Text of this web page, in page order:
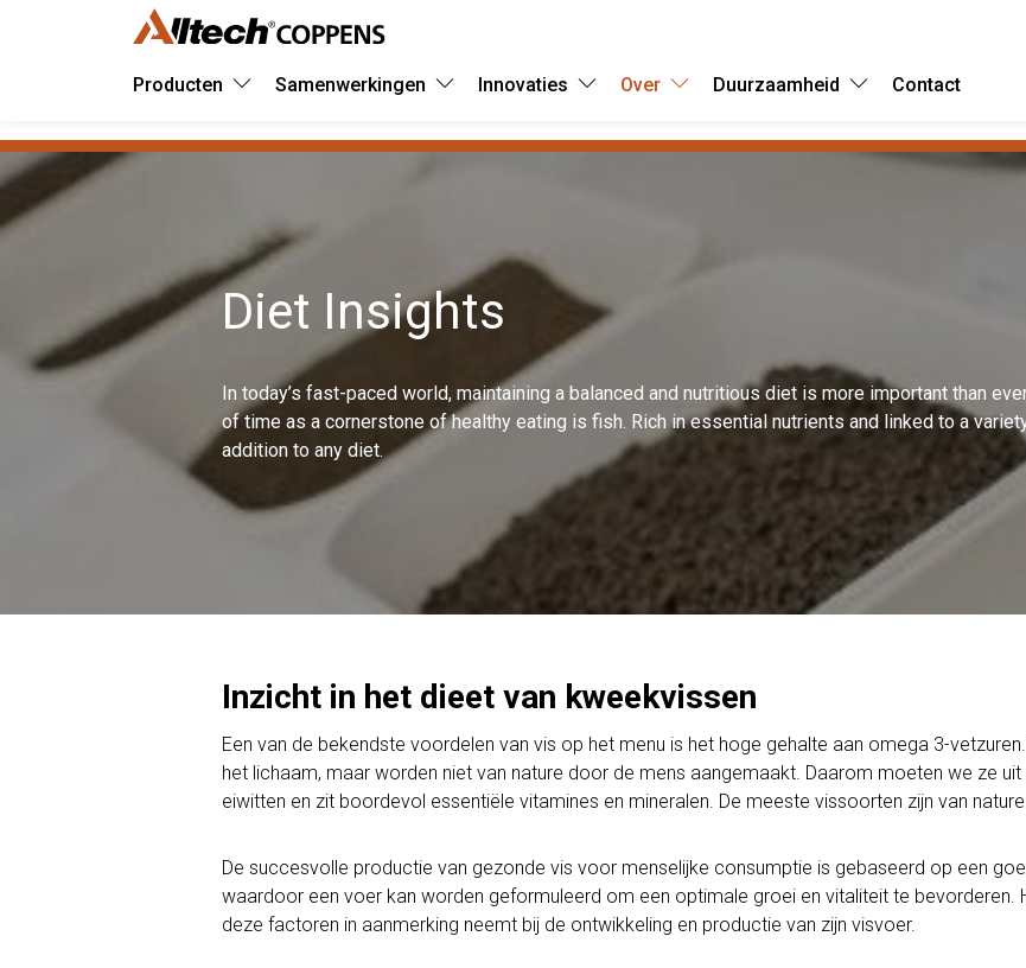
Producten Samenwerkingen Innovaties Over Duurzaamheid Contact
Diet Insights
In today’s fast-paced world, maintaining a balanced and nutritious diet is more important than
of time as a cornerstone of healthy eating is fish. Rich in essential nutrients and linked to a
addition to any diet.
Inzicht in het dieet van kweekvissen
Een van de bekendste voordelen van vis op het menu is het hoge gehalte aan omega 3-
het lichaam, maar worden niet van nature door de mens aangemaakt. Daarom moeten we ze
eiwitten en zit boordevol essentiële vitamines en mineralen. De meeste vissoorten zijn van
De succesvolle productie van gezonde vis voor menselijke consumptie is gebaseerd op een
waardoor een voer kan worden geformuleerd om een optimale groei en vitaliteit te bevorderen.
deze factoren in aanmerking neemt bij de ontwikkeling en productie van zijn visvoer.